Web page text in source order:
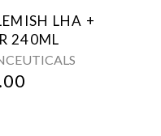
LHA +
240ML